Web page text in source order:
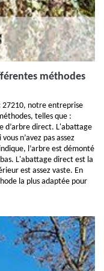
méthodes
27210, notre entreprise
telles que :
d’arbre direct. L'abattage
n’avez pas assez
l’arbre est démonté
L'abattage direct est la
est assez vaste. En
la plus adaptée pour